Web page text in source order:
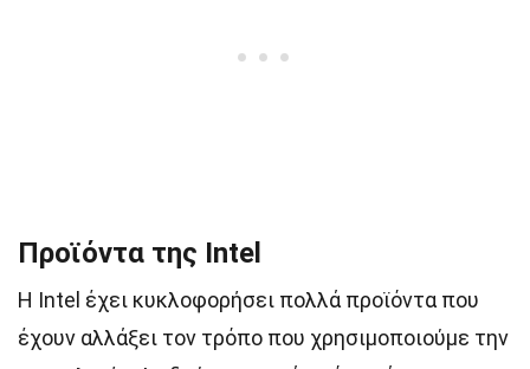
Προϊόντα της Intel
Η Intel έχει κυκλοφορήσει πολλά προϊόντα που
έχουν αλλάξει τον τρόπο που χρησιμοποιούμε την